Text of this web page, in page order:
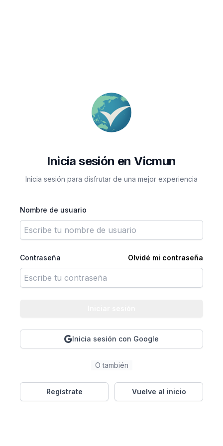
Inicia sesión en Vicmun
Inicia sesión para disfrutar de una mejor experiencia
Nombre de usuario
Contraseña Olvidé mi contraseña
Inicia sesión con Google
O también
Regístrate Vuelve al inicio